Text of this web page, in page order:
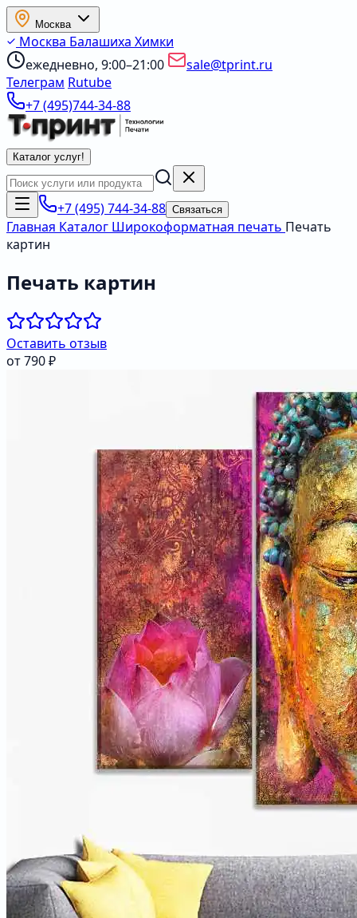
Москва
Москва Балашиха Химки
ежедневно, 9:00–21:00
sale@tprint.ru
Телеграм Rutube
+7 (495)744-34-88
Каталог услуг!
+7 (495) 744-34-88 Связаться
Главная Каталог Широкоформатная печать Печать
картин
Печать картин
Оставить отзыв
от 790 ₽